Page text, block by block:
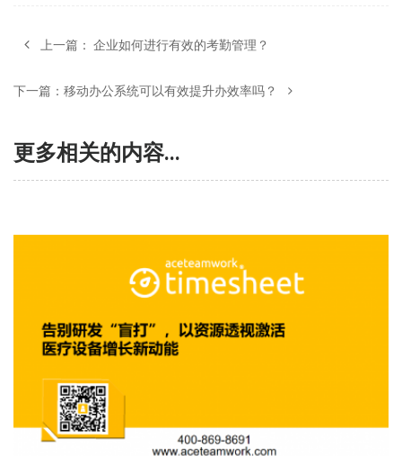
上一篇： 企业如何进行有效的考勤管理？
下一篇： 移动办公系统可以有效提升办效率吗？
更多相关的内容...